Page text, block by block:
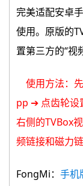
完美适配安卓
使用。原版的
置第三方的“视
使用方法：
pp ➔ 点齿轮设
右侧的TVBox
频链接和磁力链
FongMi： 手机